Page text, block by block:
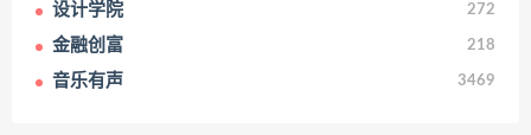
设计学院 272
金融创富 218
音乐有声 3469